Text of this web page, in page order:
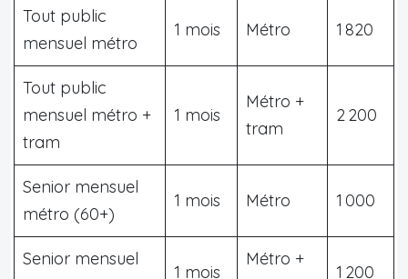
Tout public
mensuel métro
1 mois Métro 1 820
Tout public
mensuel métro +
tram
1 mois
Métro +
tram
2 200
Senior mensuel
métro (60+)
1 mois Métro 1 000
Senior mensuel
1 mois
Métro +
1 200